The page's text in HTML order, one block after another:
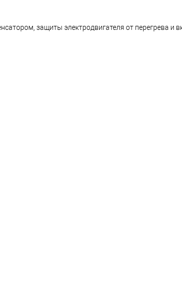
защиты электродвигателя от перегрева и